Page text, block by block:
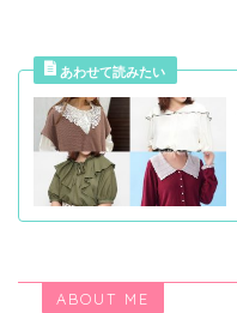
ABOUT ME